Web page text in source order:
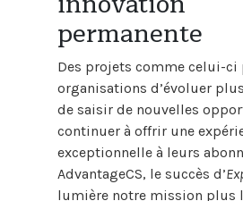
permanente
Des projets comme celui-ci
organisations d’évoluer
de saisir de nouvelles
continuer à offrir une
exceptionnelle à leurs
AdvantageCS, le succès d’
lumière notre mission plus